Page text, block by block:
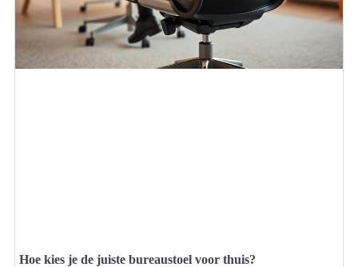
Hoe kies je de juiste bureaustoel voor thuis?